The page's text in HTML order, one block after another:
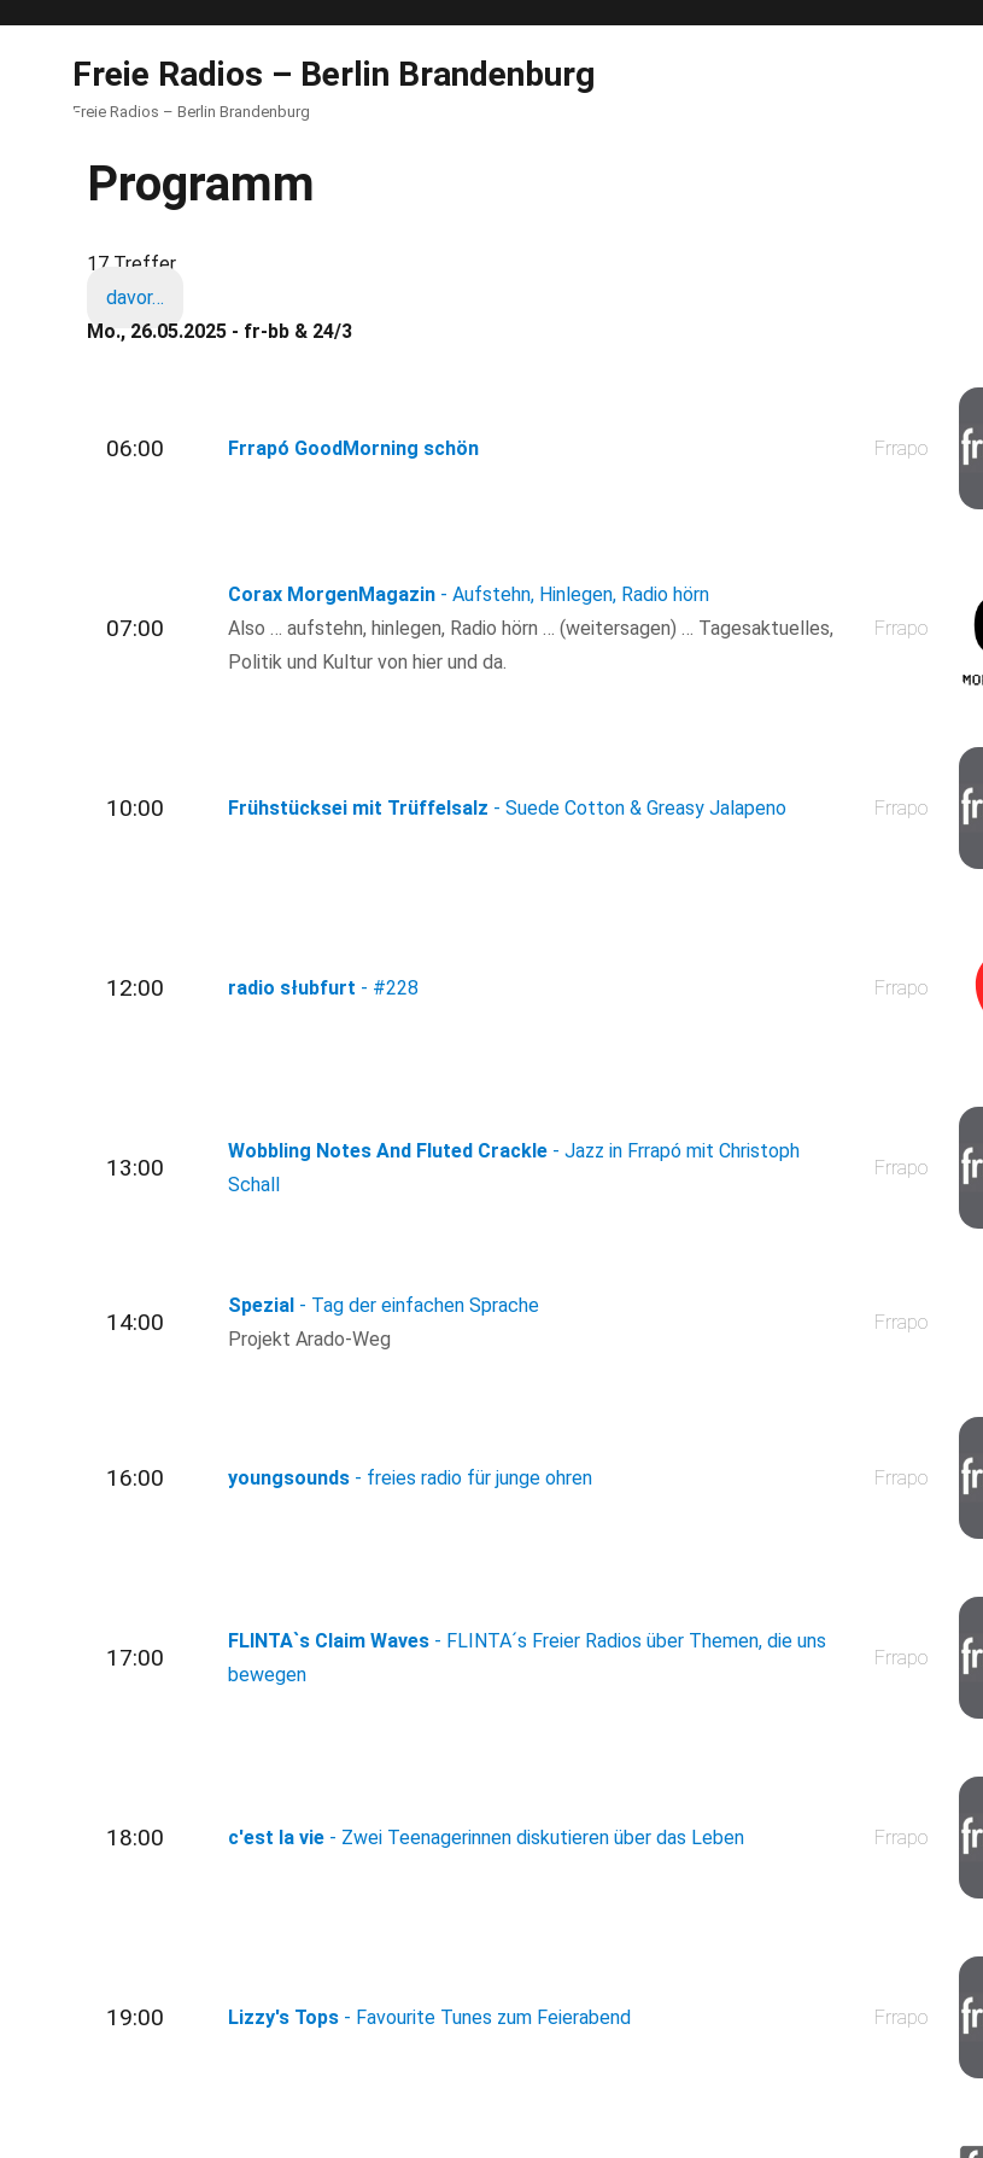
Freie Radios – Berlin Brandenburg
Freie Radios – Berlin Brandenburg
Programm
17 Treffer
davor…
Mo., 26.05.2025 - fr-bb & 24/3
06:00 Frrapó GoodMorning schön Frrapo
07:00
Corax MorgenMagazin - Aufstehn, Hinlegen, Radio hörn
Also … aufstehn, hinlegen, Radio hörn … (weitersagen) … Tagesaktuelles,
Politik und Kultur von hier und da.
Frrapo
10:00 Frühstücksei mit Trüffelsalz - Suede Cotton & Greasy Jalapeno Frrapo
12:00 radio słubfurt - #228 Frrapo
13:00
Wobbling Notes And Fluted Crackle - Jazz in Frrapó mit Christoph
Schall
Frrapo
14:00
Spezial - Tag der einfachen Sprache
Projekt Arado-Weg
Frrapo
16:00 youngsounds - freies radio für junge ohren Frrapo
17:00
FLINTA`s Claim Waves - FLINTA´s Freier Radios über Themen, die uns
bewegen
Frrapo
18:00 c'est la vie - Zwei Teenagerinnen diskutieren über das Leben Frrapo
19:00 Lizzy's Tops - Favourite Tunes zum Feierabend Frrapo